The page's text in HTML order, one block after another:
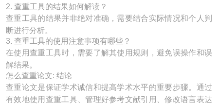
2. 查重工具的结果如何解读？
查重工具的结果并非绝对准确，需要结合实际情况和个人判
断进行分析。
3. 查重工具的使用注意事项有哪些？
在使用查重工具时，需要了解其使用规则，避免误操作和误
解结果。
怎么查重论文: 结论
查重论文是保证学术诚信和提高学术水平的重要步骤。通过
有效地使用查重工具、管理好参考文献引用、修改语言表达